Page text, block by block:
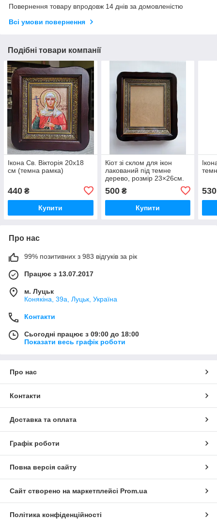
Повернення товару впродовж 14 днів за домовленістю
Всі умови повернення
Подібні товари компанії
Ікона Св. Вікторія 20х18
см (темна рамка)
440 ₴
Купити
Кіот зі склом для ікон
лакований під темне
дерево, розмір 23×26см.
500₴
Купити
530
Про нас
99% позитивних з 983 відгуків за рік
Працює з 13.07.2017
м. Луцьк
Конякіна, 39а, Луцьк, Україна
Контакти
Сьогодні працює з 09:00 до 18:00
Показати весь графік роботи
Про нас
Контакти
Доставка та оплата
Графік роботи
Повна версія сайту
Сайт створено на маркетплейсі Prom.ua
Політика конфіденційності